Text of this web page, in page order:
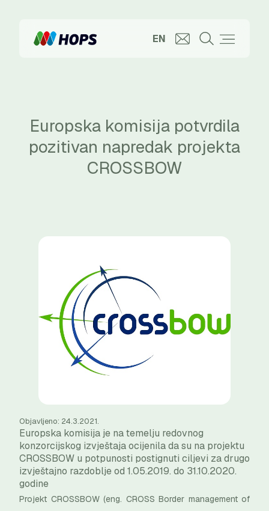
EN
Europska komisija potvrdila
pozitivan napredak projekta
CROSSBOW
Objavljeno: 24.3.2021.
Europska komisija je na temelju redovnog
konzorcijskog izvještaja ocijenila da su na projektu
CROSSBOW u potpunosti postignuti ciljevi za drugo
izvještajno razdoblje od 1.05.2019. do 31.10.2020.
godine
Projekt CROSSBOW (eng. CROSS Border management of